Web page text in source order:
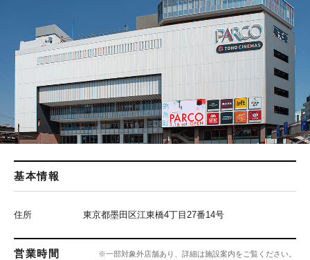
基本情報
住所 東京都墨田区江東橋4丁目27番14号
営業時間 ※一部対象外店舗あり、詳細は施設案内をご覧ください。